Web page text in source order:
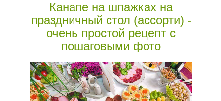
Канапе на шпажках на
праздничный стол (ассорти) -
очень простой рецепт с
пошаговыми фото